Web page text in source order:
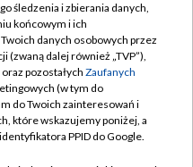
TVP
śledzenia i zbierania danych,
końcowym i ich
danych osobowych przez
(zwaną dalej również „TVP”),
oraz pozostałych Zaufanych
(w tym do
do Twoich zainteresowań i
które wskazujemy poniżej, a
PPID do Google.